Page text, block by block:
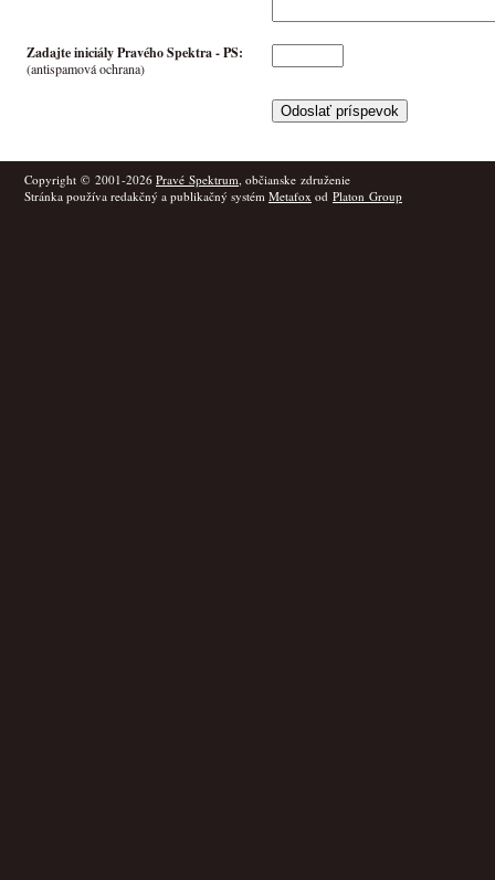
Zadajte iniciály Pravého Spektra -PS:
(antispamová ochrana)
Copyright © 2001-2026 Pravé Spektrum, občianske združenie
Stránka používa redakčný a publikačný systém Metafox od Platon Group